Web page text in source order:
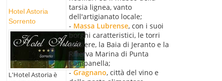
Hotel Astoria
Sorrento
L'Hotel Astoria è
tarsia lignea, vanto
dell'artigianato locale;
- Massa Lubrense, con i suoi
borghi caratteristici, le torri
costiere, la Baia di Jeranto e la
Riserva Marina di Punta
Campanella;
- Gragnano, città del vino e